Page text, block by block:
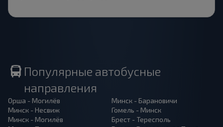
Популярные автобусные
направления
Орша - Могилёв
Минск - Несвиж
Минск - Могилёв
Минск - Барановичи
Гомель - Минск
Брест - Тересполь